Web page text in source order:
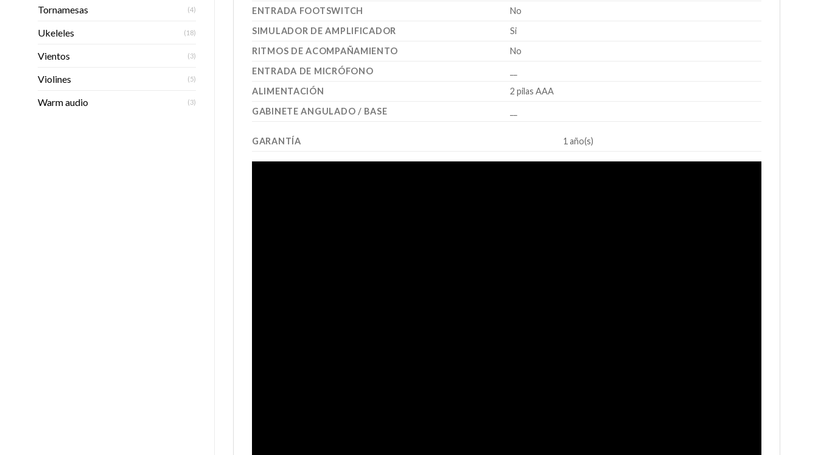
Tornamesas (4)
Ukeleles (18)
Vientos (3)
Violines (5)
Warm audio (3)
ENTRADA FOOTSWITCH
No
SIMULADOR DE AMPLIFICADOR
Si
RITMOS DE ACOMPAÑAMIENTO
No
ENTRADA DE MICRÓFONO
ALIMENTACIÓN
2 pilas AAA
GABINETE ANGULADO / BASE
GARANTÍA 1 año(s)